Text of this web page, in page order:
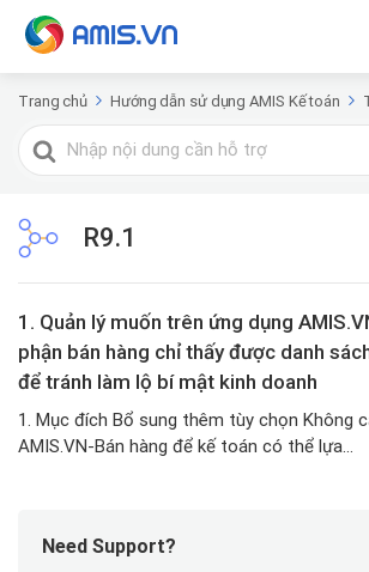
Trang chủ Hướng dẫn sử dụng AMIS Kế toán
Tìm
kiếm
R9.1
1. Quản lý muốn trên ứng dụng
phận bán hàng chỉ thấy được danh
để tránh làm lộ bí mật kinh doanh
1. Mục đích Bổ sung thêm tùy chọn Không
AMIS.VN-Bán hàng để kế toán có thể lựa...
Need Support?